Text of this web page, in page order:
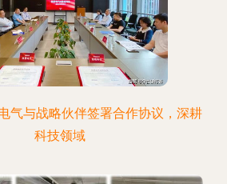
气与战略伙伴签署合作协议，深耕
科技领域